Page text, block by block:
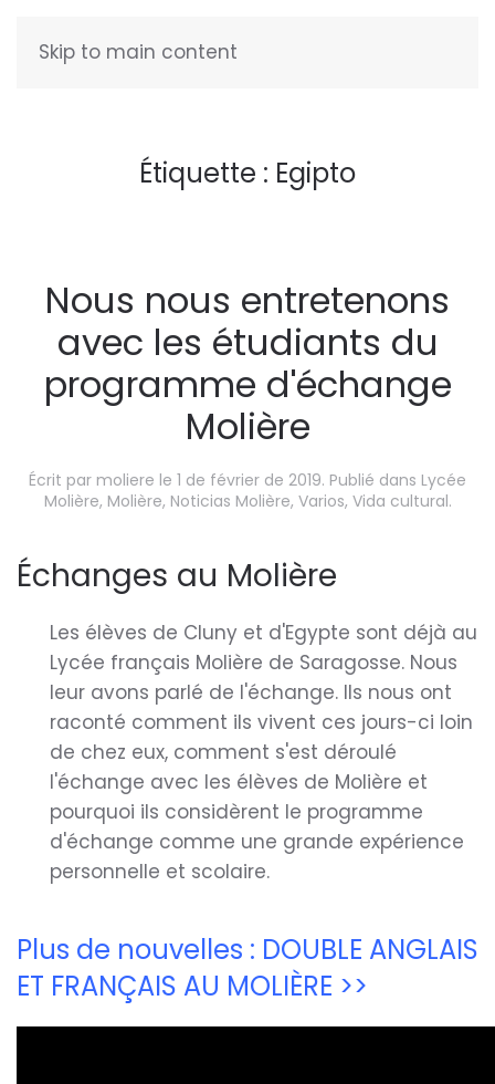
Skip to main content
Étiquette : Egipto
Nous nous entretenons
avec les étudiants du
programme d'échange
Molière
Écrit par moliere le 1 de février de 2019. Publié dans Lycée
Molière, Molière, Noticias Molière, Varios, Vida cultural.
Échanges au Molière
Les élèves de Cluny et d'Egypte sont déjà au
Lycée français Molière de Saragosse. Nous
leur avons parlé de l'échange. Ils nous ont
raconté comment ils vivent ces jours-ci loin
de chez eux, comment s'est déroulé
l'échange avec les élèves de Molière et
pourquoi ils considèrent le programme
d'échange comme une grande expérience
personnelle et scolaire.
Plus de nouvelles : DOUBLE ANGLAIS
ET FRANÇAIS AU MOLIÈRE >>